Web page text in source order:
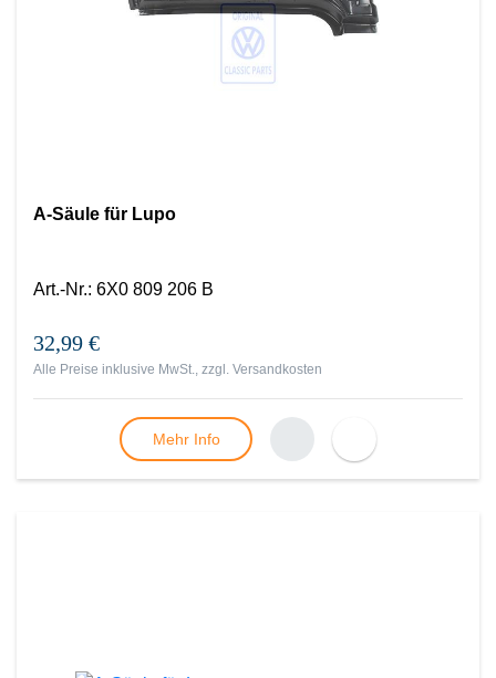
A-Säule für Lupo
Art.-Nr.: 6X0 809 206 B
32,99 €
Alle Preise inklusive MwSt., zzgl. Versandkosten
Mehr Info